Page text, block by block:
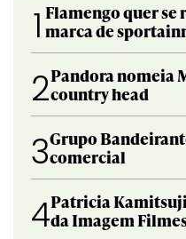
1 Flamengo quer
marca de
2Pandora nomeia
country head
3Grupo
comercial
4Patricia
da Imagem